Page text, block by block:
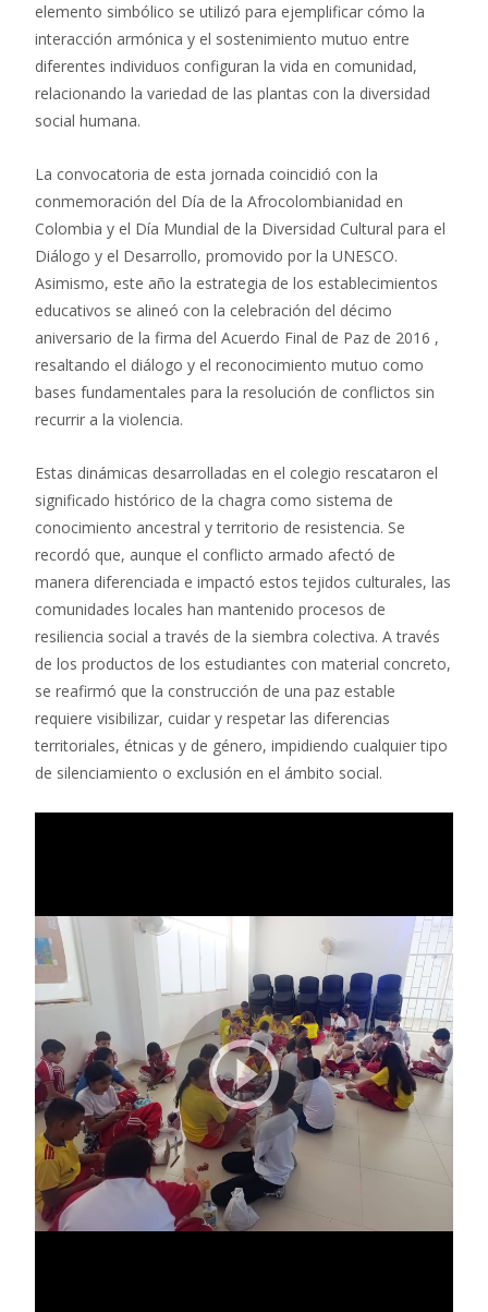
elemento simbólico se utilizó para ejemplificar cómo la
interacción armónica y el sostenimiento mutuo entre
diferentes individuos configuran la vida en comunidad,
relacionando la variedad de las plantas con la diversidad
social humana.
La convocatoria de esta jornada coincidió con la
conmemoración del Día de la Afrocolombianidad en
Colombia y el Día Mundial de la Diversidad Cultural para el
Diálogo y el Desarrollo, promovido por la UNESCO.
Asimismo, este año la estrategia de los establecimientos
educativos se alineó con la celebración del décimo
aniversario de la firma del Acuerdo Final de Paz de 2016 ,
resaltando el diálogo y el reconocimiento mutuo como
bases fundamentales para la resolución de conflictos sin
recurrir a la violencia.
Estas dinámicas desarrolladas en el colegio rescataron el
significado histórico de la chagra como sistema de
conocimiento ancestral y territorio de resistencia. Se
recordó que, aunque el conflicto armado afectó de
manera diferenciada e impactó estos tejidos culturales, las
comunidades locales han mantenido procesos de
resiliencia social a través de la siembra colectiva. A través
de los productos de los estudiantes con material concreto,
se reafirmó que la construcción de una paz estable
requiere visibilizar, cuidar y respetar las diferencias
territoriales, étnicas y de género, impidiendo cualquier tipo
de silenciamiento o exclusión en el ámbito social.